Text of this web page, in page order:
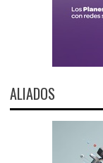
ALIADOS